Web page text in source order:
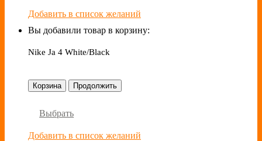
Добавить в список желаний
Вы добавили товар в корзину:
Nike Ja 4 White/Black
Корзина Продолжить
Выбрать
Добавить в список желаний